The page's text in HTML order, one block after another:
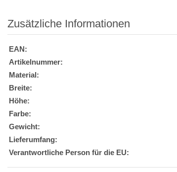
Zusätzliche Informationen
EAN:
Artikelnummer:
Material:
Breite:
Höhe:
Farbe:
Gewicht:
Lieferumfang:
Verantwortliche Person für die EU: